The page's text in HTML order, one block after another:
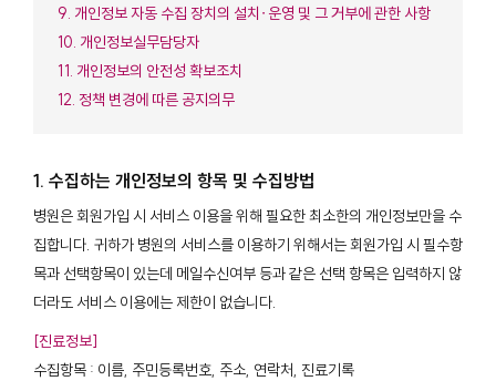
9. 개인정보 자동 수집 장치의 설치∙운영 및 그 거부에 관한 사항
10. 개인정보실무담당자
11. 개인정보의 안전성 확보조치
12. 정책 변경에 따른 공지의무
1. 수집하는 개인정보의 항목 및 수집방법
병원은 회원가입 시 서비스 이용을 위해 필요한 최소한의 개인정보만을 수
집합니다. 귀하가 병원의 서비스를 이용하기 위해서는 회원가입 시 필수항
목과 선택항목이 있는데 메일수신여부 등과 같은 선택 항목은 입력하지 않
더라도 서비스 이용에는 제한이 없습니다.
[진료정보]
수집항목 : 이름, 주민등록번호, 주소, 연락처, 진료기록